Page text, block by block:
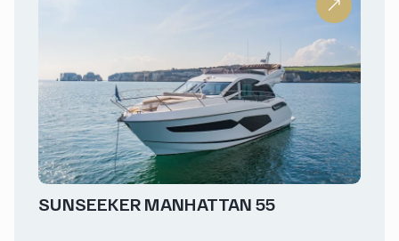
SUNSEEKER MANHATTAN 55